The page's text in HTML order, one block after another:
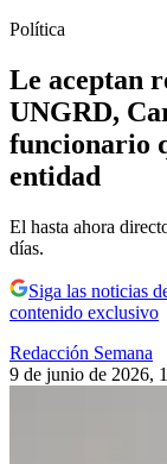
Política
Le aceptan
UNGRD,
funcionario
entidad
El hasta ahora
días.
Siga las noticias
contenido exclusivo
Redacción Semana
9 de junio de 2026,